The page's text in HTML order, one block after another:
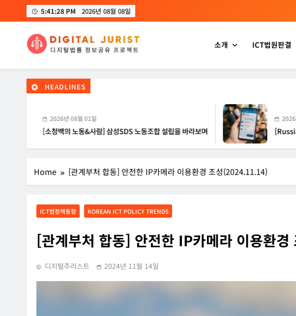
5:41:29 PM 2026년 08월 08일
디지털주리스트
소개 ICT법원판결
HEADLINES
2026년 08월 01일
[소청백의 노동&사람] 삼성SDS 노동조합 설립을 바라보며
2026년 07월 31일
[Russia] 텔레그
Home [관계부처 합동] 안전한 IP카메라 이용환경 조성(2024.11.14)
ICT법정책동향 KOREAN ICT POLICY TRENDS
[관계부처 합동] 안전한 IP카메라 이용환
디지털주리스트 2024년 11월 14일